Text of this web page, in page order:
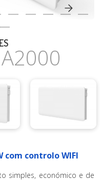
com controlo WIFI
simples, económico e de